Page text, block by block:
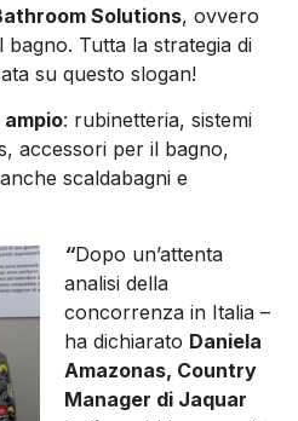
Solutions, ovvero
Tutta la strategia di
su questo slogan!
: rubinetteria, sistemi
accessori per il bagno,
scaldabagni e
“Dopo un’attenta
analisi della
concorrenza in Italia –
ha dichiarato Daniela
Amazonas, Country
Manager di Jaquar